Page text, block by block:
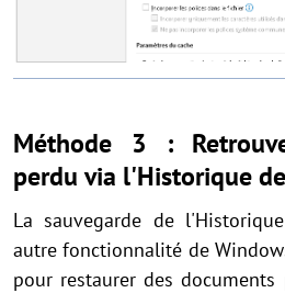
Méthode 3 :
perdu via l'Historique
La sauvegarde de
autre fonctionnalité de
pour restaurer des documents